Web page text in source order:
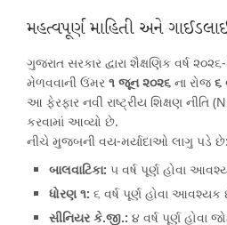
મહત્વપૂર્ણ માહિતી અને
ગુજરાત સરકાર દ્વારા શૈક્ષણિક વર્ષ
મેળવવાની ઉંમર ૧ જૂન ૨૦૨૬ ના રોજ ૬
આ ફેરફાર નવી રાષ્ટ્રીય શિક્ષણ નીતિ
કરવામાં આવ્યો છે.
નીચે મુજબની વય-મર્યાદાઓ લાગુ પડે છે:
બાલવાટિકા: ૫ વર્ષ પૂર્ણ હોવા
ધોરણ ૧: ૬ વર્ષ પૂર્ણ હોવા આવશ્યક
સીનિયર કે.જી.: ૪ વર્ષ પૂર્ણ હોવા